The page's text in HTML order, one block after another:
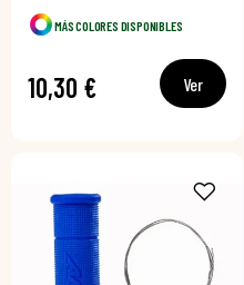
MÁS COLORES DISPONIBLES
10,30 € Ver